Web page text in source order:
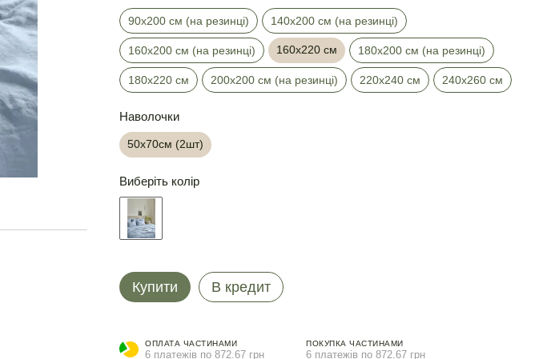
90х200 см (на резинці) 140х200 см (на резинці)
160х200 см (на резинці) 160х220 см 180х200 см (на резинці)
180х220 см 200х200 см (на резинці) 220х240 см 240х260 см
Наволочки
50х70см (2шт)
Виберіть колір
Купити В кредит
ОПЛАТА ЧАСТИНАМИ
6 платежів по 872.67 грн
ПОКУПКА ЧАСТИНАМИ
6 платежів по 872.67 грн